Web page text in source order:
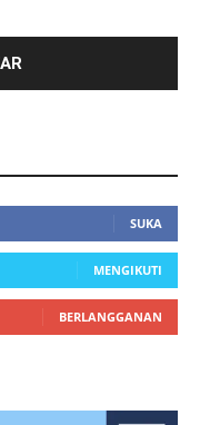
SUKA
MENGIKUTI
BERLANGGANAN